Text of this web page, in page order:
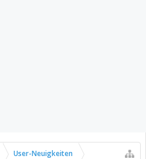
User-Neuigkeiten